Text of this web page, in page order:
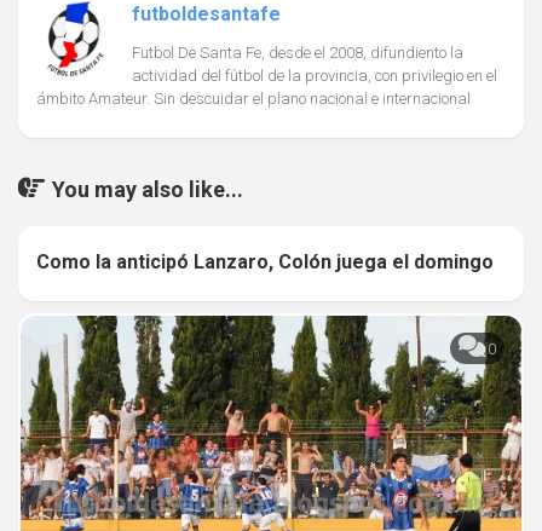
futboldesantafe
Futbol De Santa Fe, desde el 2008, difundiento la
actividad del fútbol de la provincia, con privilegio en el
ámbito Amateur. Sin descuidar el plano nacional e internacional
You may also like...
0
Como la anticipó Lanzaro, Colón juega el domingo
0